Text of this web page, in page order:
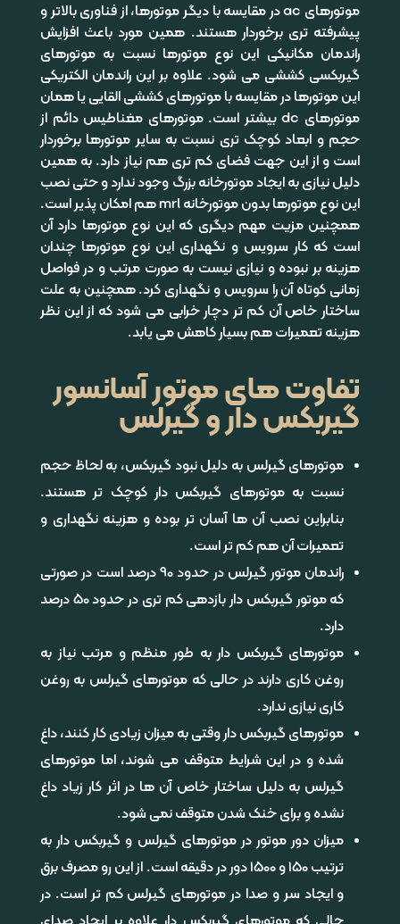
موتورهای ac در مقایسه با دیگر موتورها، از فناوری بالاتر و
پیشرفته تری برخوردار هستند. همین مورد باعث افزایش
راندمان مکانیکی این نوع موتورها نسبت به موتورهای
گیربکسی کششی می شود. علاوه بر این راندمان الکتریکی
این موتورها در مقایسه با موتورهای کششی القایی یا همان
موتورهای dc بیشتر است. موتورهای مغناطیس دائم از
حجم و ابعاد کوچک تری نسبت به سایر موتورها برخوردار
است و از این جهت فضای کم تری هم نیاز دارد. به همین
دلیل نیازی به ایجاد موتورخانه بزرگ وجود ندارد و حتی نصب
این نوع موتورها بدون موتورخانه mrl هم امکان پذیر است.
همچنین مزیت مهم دیگری که این نوع موتورها دارد آن
است که کار سرویس و نگهداری این نوع موتورها چندان
هزینه بر نبوده و نیازی نیست به صورت مرتب و در فواصل
زمانی کوتاه آن را سرویس و نگهداری کرد. همچنین به علت
ساختار خاص آن کم تر دچار خرابی می شود که از این نظر
هزینه تعمیرات هم بسیار کاهش می یابد.
تفاوت های موتور آسانسور
گیربکس دار و گیرلس
موتورهای گیرلس به دلیل نبود گیربکس، به لحاظ حجم
نسبت به موتورهای گیربکس دار کوچک تر هستند.
بنابراین نصب آن ها آسان تر بوده و هزینه نگهداری و
تعمیرات آن هم کم تر است.
راندمان موتور گیرلس در حدود 90 درصد است در صورتی
که موتور گیربکس دار بازدهی کم تری در حدود 50 درصد
دارد.
موتورهای گیربکس دار به طور منظم و مرتب نیاز به
روغن کاری دارند در حالی که موتورهای گیرلس به روغن
کاری نیازی ندارد.
موتورهای گیربکس دار وقتی به میزان زیادی کار کنند، داغ
شده و در این شرایط متوقف می شوند، اما موتورهای
گیرلس به دلیل ساختار خاص آن ها در اثر کار زیاد داغ
نشده و برای خنک شدن متوقف نمی شود.
میزان دور موتور در موتورهای گیرلس و گیربکس دار به
ترتیب 150 و 1500 دور در دقیقه است. از این رو مصرف برق
و ایجاد سر و صدا در موتورهای گیرلس کم تر است. در